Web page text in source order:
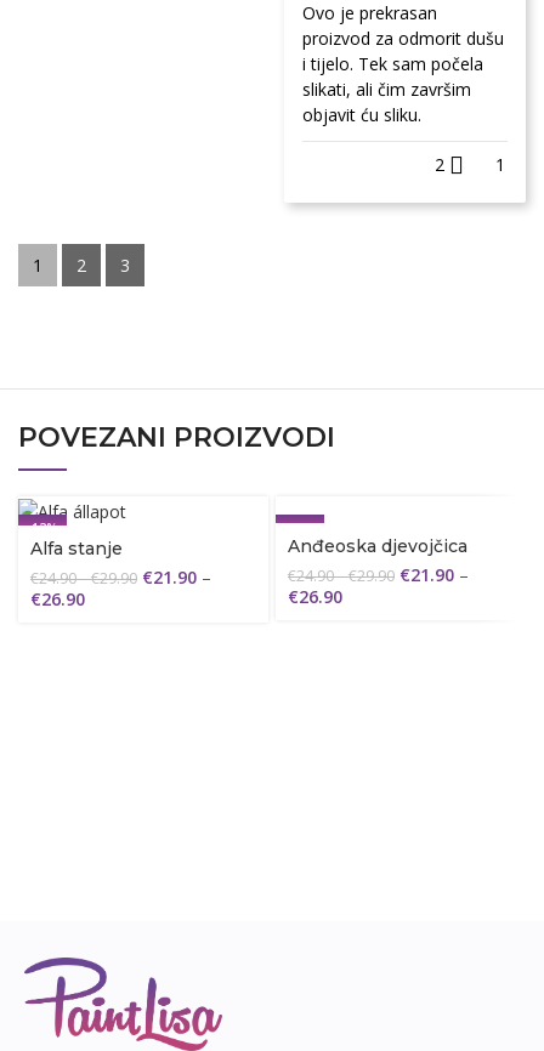
Ovo je prekrasan
proizvod za odmorit dušu
i tijelo. Tek sam počela
slikati, ali čim završim
objavit ću sliku.
2 1
1 2 3
POVEZANI PROIZVODI
-12%
Alfa stanje
€24.90–€29.90 €21.90 –
€26.90
-12%
Anđeoska djevojčica
€24.90–€29.90 €21.90 –
€26.90